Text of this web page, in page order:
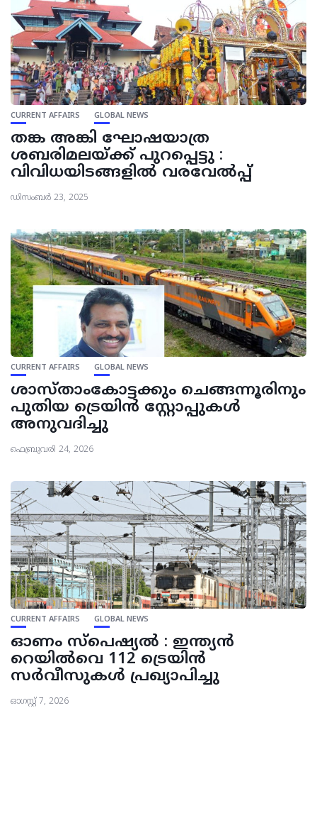
CURRENT AFFAIRS GLOBAL NEWS
തങ്ക അങ്കി ഘോഷയാത്ര
ശബരിമലയ്ക്ക് പുറപ്പെട്ടു :
വിവിധയിടങ്ങളില്‍ വരവേല്‍പ്പ്
ഡിസംബർ 23, 2025
CURRENT AFFAIRS GLOBAL NEWS
ശാസ്താംകോട്ടക്കും ചെങ്ങന്നൂരിനും
പുതിയ ട്രെയിൻ സ്റ്റോപ്പുകൾ
അനുവദിച്ചു
ഫെബ്രുവരി 24, 2026
CURRENT AFFAIRS GLOBAL NEWS
ഓണം സ്പെഷ്യൽ : ഇന്ത്യൻ
റെയിൽവെ 112 ട്രെയിൻ
സർവീസുകൾ പ്രഖ്യാപിച്ചു
ഓഗസ്റ്റ്‌ 7, 2026